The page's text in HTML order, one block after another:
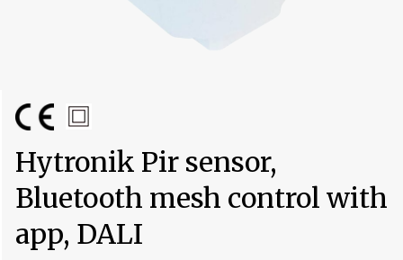
Hytronik Pir sensor,
Bluetooth mesh control with
app, DALI